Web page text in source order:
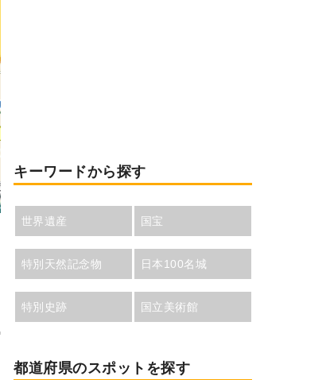
キーワードから探す
世界遺産 国宝
特別天然記念物 日本100名城
特別史跡 国立美術館
都道府県のスポットを探す